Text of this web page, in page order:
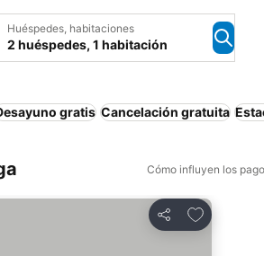
Huéspedes, habitaciones
2 huéspedes, 1 habitación
gratis Cancelación gratuita
Cómo influyen los
Compartir
Añadir a